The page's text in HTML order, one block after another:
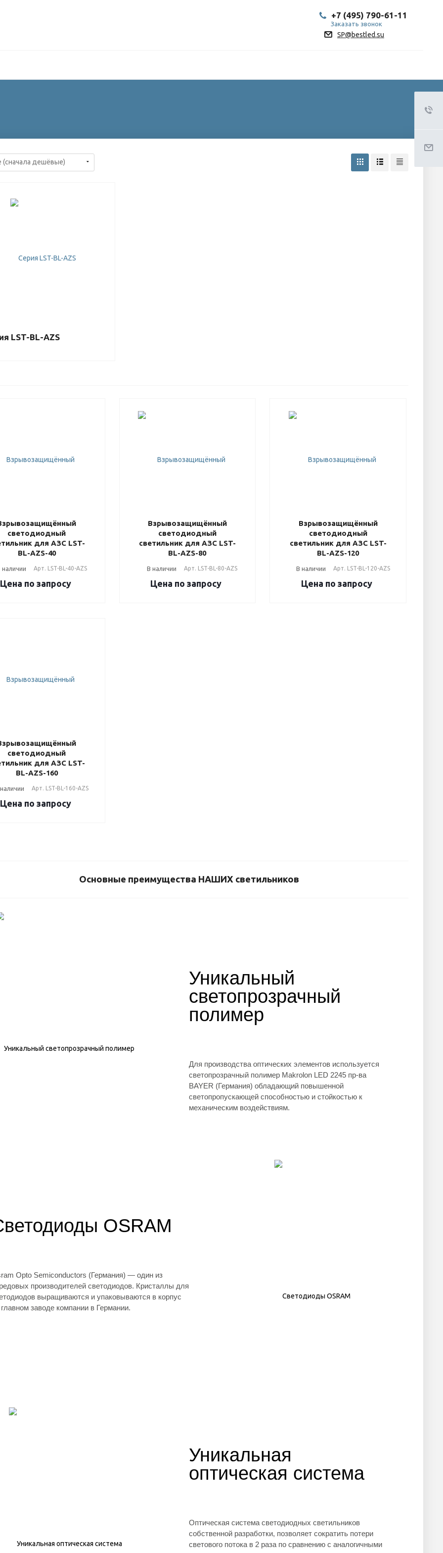
+7 (495) 790-61-11
Заказать звонок
SP@bestled.su
LST-BL-AZS
светодиодный
для АЗС LST-
BL-AZS-40
наличии Арт. LST-BL-40-AZS
Цена по запросу
Взрывозащищённый
светодиодный
светильник для АЗС LST-
BL-AZS-80
В наличии Арт. LST-BL-80-AZS
Цена по запросу
Взрывозащищённый
светодиодный
светильник для АЗС LST-
BL-AZS-120
В наличии Арт. LST-BL-120-AZS
Цена по запросу
светодиодный
для АЗС LST-
BL-AZS-160
Арт. LST-BL-160-AZS
Цена по запросу
Основные преимущества НАШИХ светильников
Уникальный
светопрозрачный
полимер
Для производства оптических элементов используется
светопрозрачный полимер Makrolon LED 2245 пр-ва
BAYER (Германия) обладающий повышенной
светопропускающей способностью и стойкостью к
механическим воздействиям.
OSRAM
Opto Semiconductors (Германия) — один из
производителей светодиодов. Кристаллы для
выращиваются и упаковываются в корпус
заводе компании в Германии.
Уникальная
оптическая система
Оптическая система светодиодных светильников
собственной разработки, позволяет сократить потери
светового потока в 2 раза по сравнению с аналогичными